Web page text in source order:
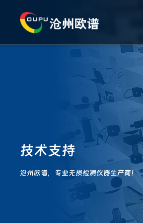
技术支持
沧州欧谱，专业无损检测仪器生产商！